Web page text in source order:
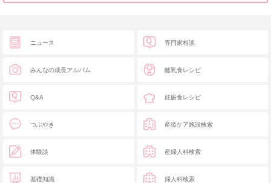
ニュース
みんなの成長アルバム
Q&A
つぶやき
体験談
基礎知識
専門家相談
離乳食レシピ
妊娠食レシピ
産後ケア施設検索
産婦人科検索
婦人科検索